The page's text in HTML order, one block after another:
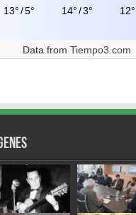
13°/5° 14°/3° 12°
Data fromTiempo3.com